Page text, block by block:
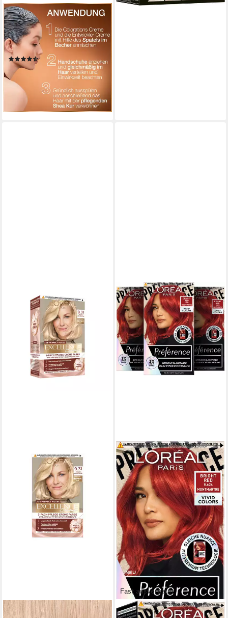
GARNIER
Haarfarbe GARNIER GOOD,
Set, mit Creme-Textur, für alle
Haartypen
(82)
7,99 € UVP 8,99 €
-11%
lieferbar - in 1-2 Werktagen bei dir
+6
L'ORÉAL PARIS
Fast ausverkauft
L'ORÉAL PARIS